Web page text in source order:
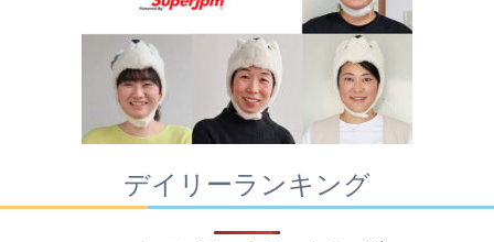
デイリーランキング